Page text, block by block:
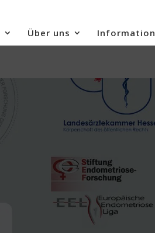
Über uns Information